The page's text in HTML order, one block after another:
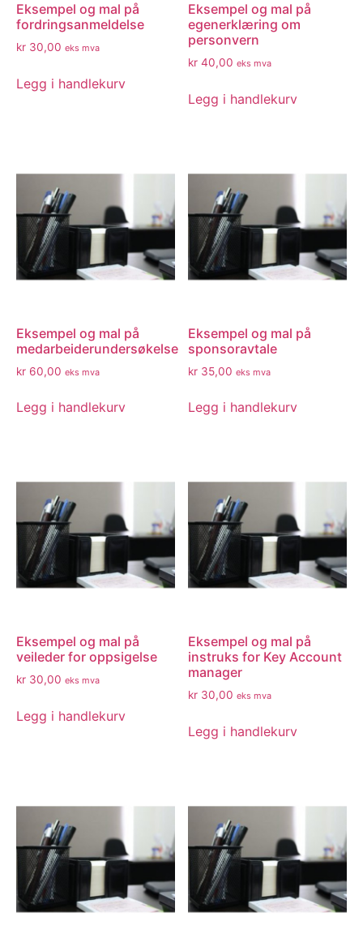
Eksempel og mal på
fordringsanmeldelse
kr 30,00 eks mva
Legg i handlekurv
Eksempel og mal på
egenerklæring om
personvern
kr 40,00 eks mva
Legg i handlekurv
Eksempel og mal på
medarbeiderundersøkelse
kr 60,00 eks mva
Legg i handlekurv
Eksempel og mal på
sponsoravtale
kr 35,00 eks mva
Legg i handlekurv
Eksempel og mal på
veileder for oppsigelse
kr 30,00 eks mva
Legg i handlekurv
Eksempel og mal på
instruks for Key Account
manager
kr 30,00 eks mva
Legg i handlekurv